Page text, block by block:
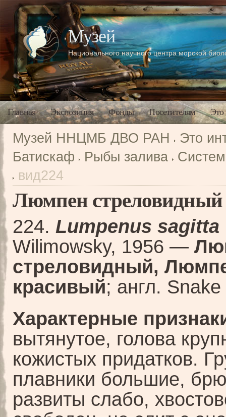
Музей
Национального научного центра морской
Главная Экспозиция Фонды Посетителям Это
Музей ННЦМБ ДВО РАН
Это
Батискаф
Рыбы залива
вид224
Люмпен стреловидный
224. Lumpenus sagitta
Wilimowsky, 1956 —
стреловидный,
красивый; англ.
Характерные
вытянутое, голова
кожистых придатков.
плавники большие,
развиты слабо,